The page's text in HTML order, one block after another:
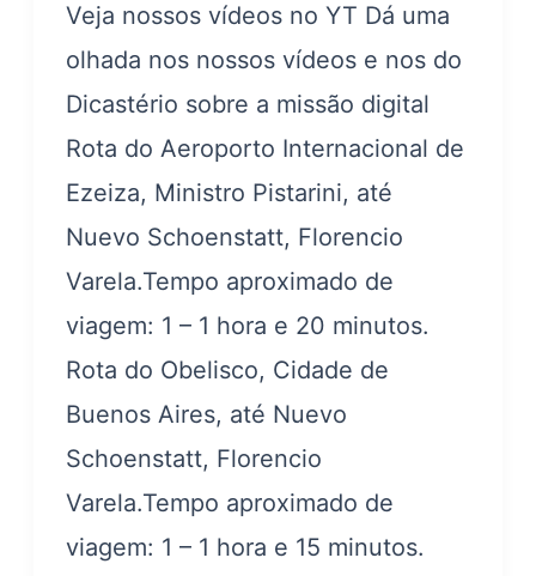
Veja nossos vídeos no YT Dá uma
olhada nos nossos vídeos e nos do
Dicastério sobre a missão digital
Rota do Aeroporto Internacional de
Ezeiza, Ministro Pistarini, até
Nuevo Schoenstatt, Florencio
Varela.Tempo aproximado de
viagem: 1 – 1 hora e 20 minutos.
Rota do Obelisco, Cidade de
Buenos Aires, até Nuevo
Schoenstatt, Florencio
Varela.Tempo aproximado de
viagem: 1 – 1 hora e 15 minutos.